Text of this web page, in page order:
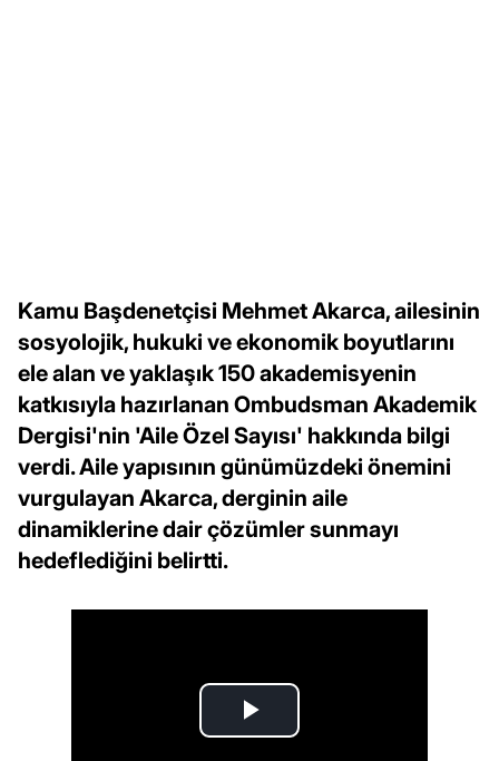
Kamu Başdenetçisi Mehmet Akarca, ailesinin
sosyolojik, hukuki ve ekonomik boyutlarını
ele alan ve yaklaşık 150 akademisyenin
katkısıyla hazırlanan Ombudsman Akademik
Dergisi'nin 'Aile Özel Sayısı' hakkında bilgi
verdi. Aile yapısının günümüzdeki önemini
vurgulayan Akarca, derginin aile
dinamiklerine dair çözümler sunmayı
hedeflediğini belirtti.